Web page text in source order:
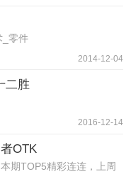
_零件
2014-12-04
二胜
2016-12-14
OTK
TOP5精彩连连，上周